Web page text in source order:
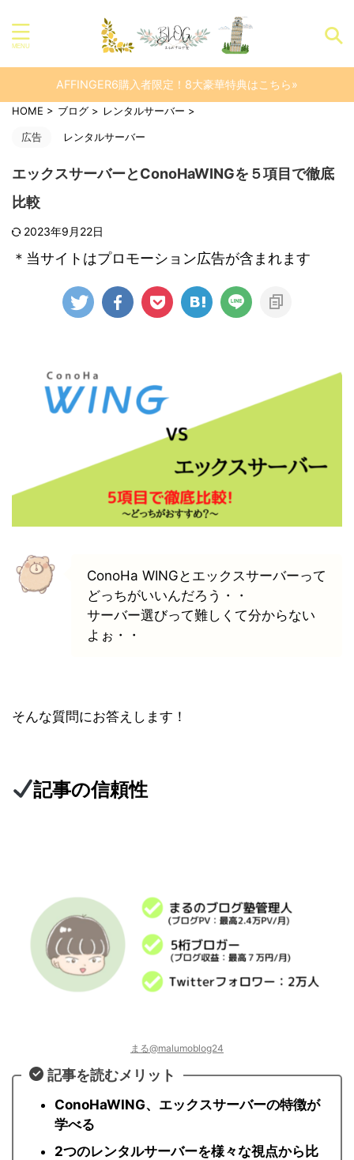
AFFINGER6購入者限定！8大豪華特典はこちら»
HOME > ブログ > レンタルサーバー >
広告 レンタルサーバー
エックスサーバーとConoHaWINGを５項目で徹底
比較
2023年9月22日
＊当サイトはプロモーション広告が含まれます
ConoHa WINGとエックスサーバーって
どっちがいいんだろう・・
サーバー選びって難しくて分からない
よぉ・・
そんな質問にお答えします！
記事の信頼性
まる@malumoblog24
記事を読むメリット
ConoHaWING、エックスサーバーの特徴が
学べる
2つのレンタルサーバーを様々な視点から比